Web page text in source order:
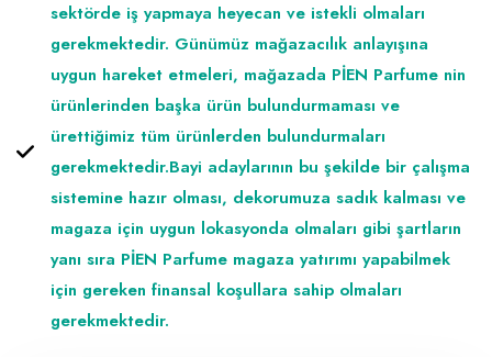
sektörde iş yapmaya heyecan ve istekli olmaları
gerekmektedir. Günümüz mağazacılık anlayışına
uygun hareket etmeleri, mağazada PİEN Parfume nin
ürünlerinden başka ürün bulundurmaması ve
ürettiğimiz tüm ürünlerden bulundurmaları
gerekmektedir.Bayi adaylarının bu şekilde bir çalışma
sistemine hazır olması, dekorumuza sadık kalması ve
magaza için uygun lokasyonda olmaları gibi şartların
yanı sıra PİEN Parfume magaza yatırımı yapabilmek
için gereken finansal koşullara sahip olmaları
gerekmektedir.